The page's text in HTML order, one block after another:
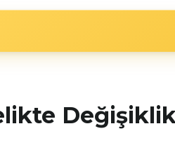
Değişiklik